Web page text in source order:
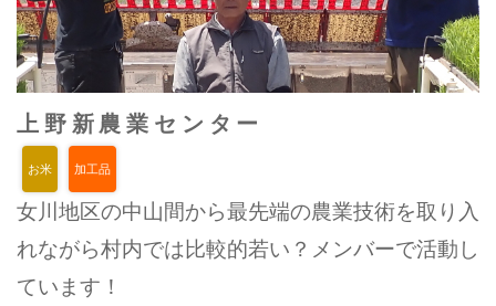
上野新農業センター
お米 加工品
女川地区の中山間から最先端の農業技術を取り入
れながら村内では比較的若い？メンバーで活動し
ています！